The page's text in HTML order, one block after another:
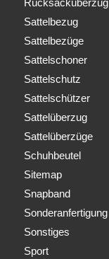
Rucksacküberzug
Sattelbezug
Sattelbezüge
Sattelschoner
Sattelschutz
Sattelschützer
Sattelüberzug
Sattelüberzüge
Schuhbeutel
Sitemap
Snapband
Sonderanfertigung
Sonstiges
Sport